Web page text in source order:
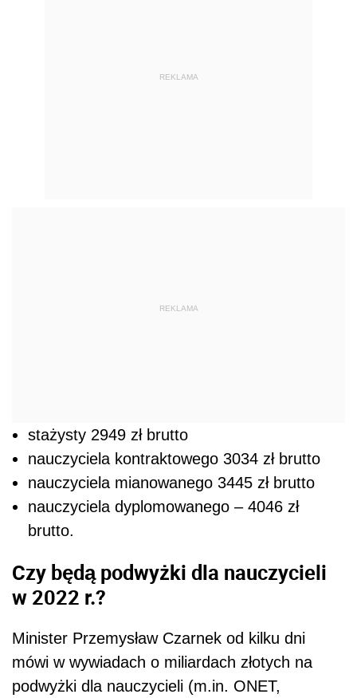
REKLAMA
REKLAMA
stażysty 2949 zł brutto
nauczyciela kontraktowego 3034 zł brutto
nauczyciela mianowanego 3445 zł brutto
nauczyciela dyplomowanego – 4046 zł
brutto.
Czy będą podwyżki dla nauczycieli
w 2022 r.?
Minister Przemysław Czarnek od kilku dni
mówi w wywiadach o miliardach złotych na
podwyżki dla nauczycieli (m.in. ONET,